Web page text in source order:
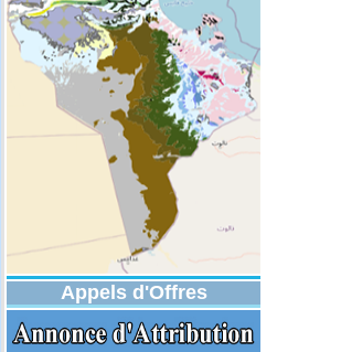
Appels d'Offres